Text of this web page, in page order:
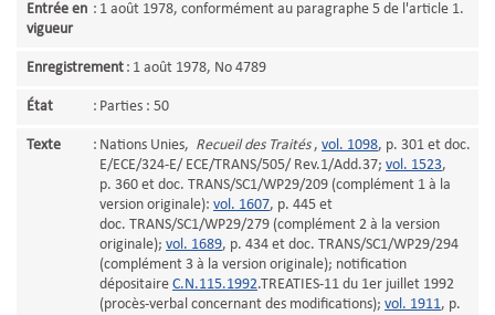
Entrée en
vigueur
: 1 août 1978, conformément au paragraphe 5 de l'article 1.
Enregistrement : 1 août 1978, No 4789
État : Parties : 50
Texte : Nations Unies, Recueil des Traités, vol. 1098, p. 301 et doc.
E/ECE/324-E/ ECE/TRANS/505/ Rev.1/Add.37; vol. 1523,
p. 360 et doc. TRANS/SC1/WP29/209 (complément 1 à la
version originale): vol. 1607, p. 445 et
doc. TRANS/SC1/WP29/279 (complément 2 à la version
originale); vol. 1689, p. 434 et doc. TRANS/SC1/WP29/294
(complément 3 à la version originale); notification
dépositaire C.N.115.1992.TREATIES-11 du 1er juillet 1992
(procès-verbal concernant des modifications); vol. 1911, p.